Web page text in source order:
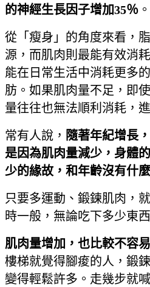
的神經生長因子增加35％ 。
從「瘦身」的角度來看，
源，而肌肉則最能有效消
能在日常生活中消耗更多
肪。如果肌肉量不足，即
量往往也無法順利消耗，
常有人說， 隨著年紀增長
是因為肌肉量減少，身體
少的緣故，和年齡沒有什
只要多運動、鍛鍊肌肉，
時一般，無論吃下多少東
肌肉量增加，也比較不容
樓梯就覺得腳痠的人，鍛
變得輕鬆許多。走幾步就